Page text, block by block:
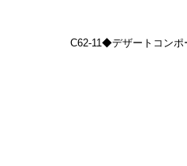
C62-11◆デザートコン